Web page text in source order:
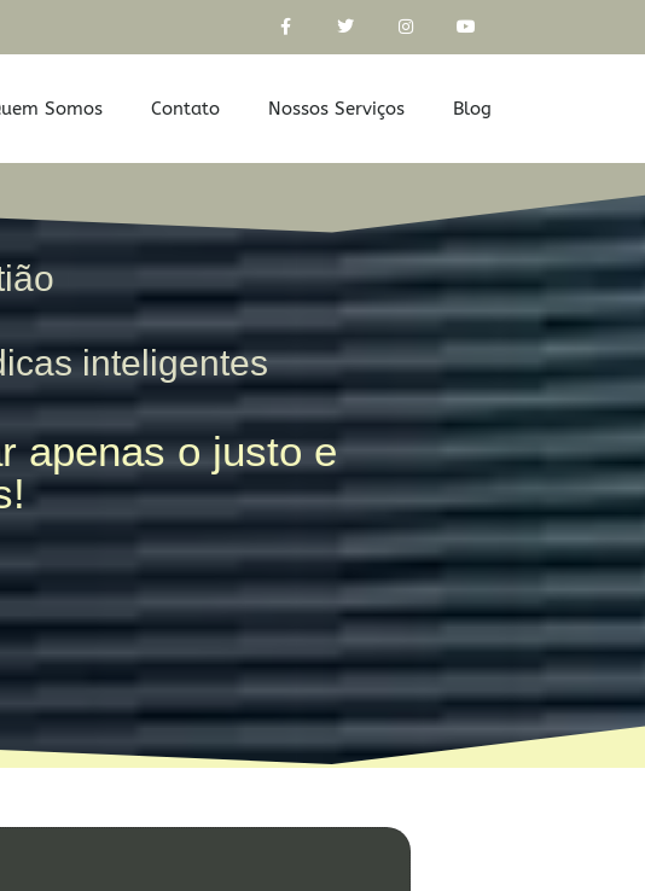
Somos Contato Nossos Serviços Blog
inteligentes
apenas o justo e